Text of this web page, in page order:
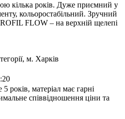
кілька років. Дуже приємний у
кольоростабільний. Зручний
FLOW – на верхній щелепі
м. Харків
років, матеріал має гарні
співвідношення ціни та